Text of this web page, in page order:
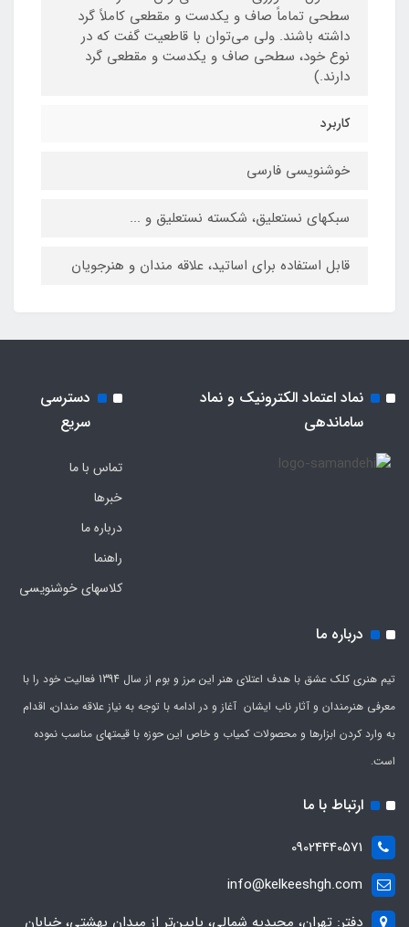
سطحی تماماً صاف و یکدست و مقطعی کاملاً گرد
داشته باشند. ولی می‌توان با قاطعیت گفت که در
نوع خود، سطحی صاف و یکدست و مقطعی گرد
دارند.)
کاربرد
خوشنویسی فارسی
سبکهای نستعلیق، شکسته نستعلیق و ...
قابل استفاده برای اساتید، علاقه‏ مندان و هنرجویان
نماد اعتماد الکترونیک و نماد
ساماندهی
دسترسی
سریع
تماس با ما
خبرها
درباره ما
راهنما
کلاسهای خوشنویسی
درباره ما
تیم هنری کلک عشق با هدف اعتلای هنر این مرز و بوم از سال 1394 فعالیت خود را با
معرفی هنرمندان و آثار ناب ایشان آغاز و در ادامه با توجه به نیاز علاقه مندان، اقدام
به وارد کردن ابزارها و محصولات کمیاب و خاص این حوزه با قیمتهای مناسب نموده
است.
ارتباط با ما
09024440571
info@kelkeeshgh.com
دفتر: تهران، مجیدیه شمالی، پایین‌تر از میدان بهشتی، خیابان